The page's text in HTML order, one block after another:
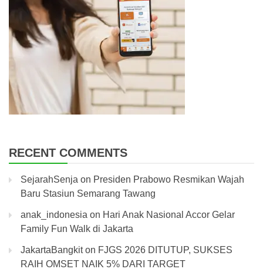
RECENT COMMENTS
SejarahSenja on Presiden Prabowo Resmikan Wajah
Baru Stasiun Semarang Tawang
anak_indonesia on Hari Anak Nasional Accor Gelar
Family Fun Walk di Jakarta
JakartaBangkiton FJGS 2026 DITUTUP, SUKSES
RAIH OMSET NAIK 5% DARI TARGET